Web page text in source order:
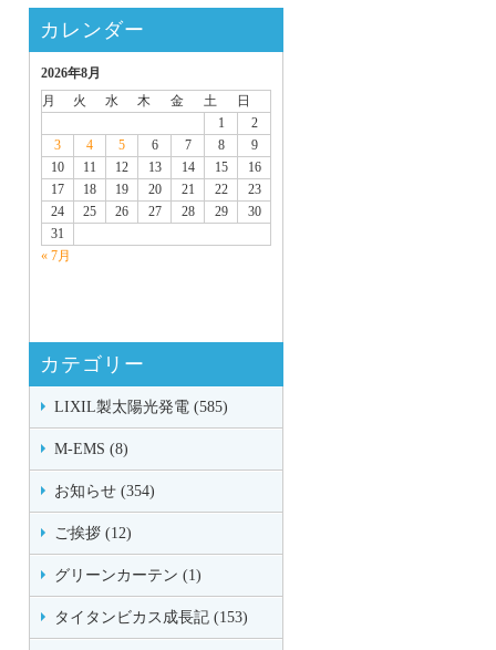
カレンダー
2026年8月
月
火 水 木 金 土
日
1
2
3
4 5 6 7 8
9
10
11 12 13 14 15
16
17
18 19 20 21 22
23
24
25 26 27 28 29
30
31
« 7月
カテゴリー
LIXIL製太陽光発電 (585)
M-EMS (8)
お知らせ (354)
ご挨拶 (12)
グリーンカーテン (1)
タイタンビカス成長記 (153)